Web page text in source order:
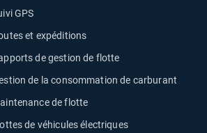
GPS
et expéditions
de gestion de flotte
de la consommation de carburant
de flotte
de véhicules électriques